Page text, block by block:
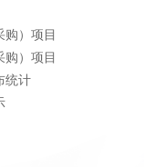
购）项目
购）项目
统计